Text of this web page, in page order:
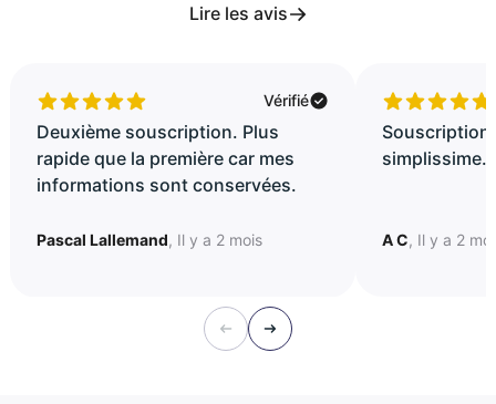
Lire les avis
Vérifié
Deuxième souscription. Plus
rapide que la première car mes
informations sont conservées.
Pascal Lallemand, Il y a 2 mois
Souscription
A C, Il y a 2